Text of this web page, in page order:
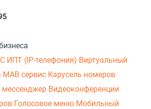
ИПТ (IP-телефония) Виртуальный
МАВ сервис Карусель номеров
Видеоконференции
Голосовое меню Мобильный